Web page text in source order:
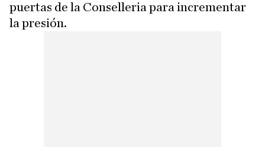
puertas de la Conselleria para incrementar
la presión.